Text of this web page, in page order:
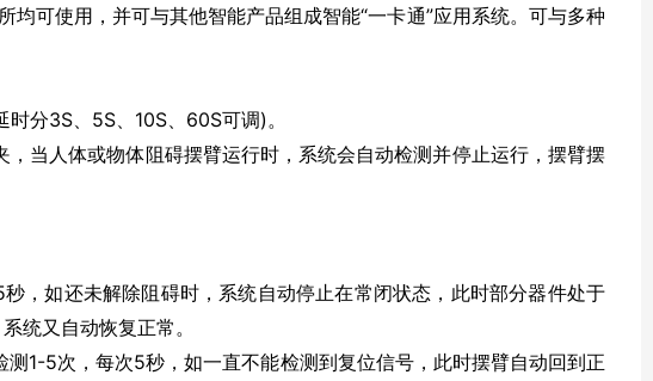
可使用，并可与其他智能产品组成智能“一卡通”应用系统。可与多种
分3S、5S、10S、60S可调)。
当人体或物体阻碍摆臂运行时，系统会自动检测并停止运行，摆臂摆
如还未解除阻碍时，系统自动停止在常闭状态，此时部分器件处于
统又自动恢复正常。
5次，每次5秒，如一直不能检测到复位信号，此时摆臂自动回到正